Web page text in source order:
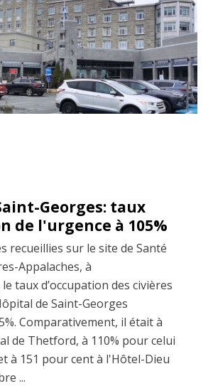
Georges: taux
de l'urgence à 105%
recueillies sur le site de Santé
Appalaches, à
taux d’occupation des civières
de Saint-Georges
Comparativement, il était à
de Thetford, à 110% pour celui
à 151 pour cent à l'Hôtel-Dieu
...